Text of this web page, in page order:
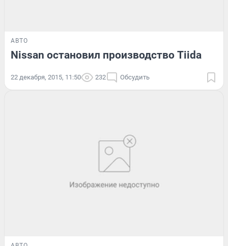
АВТО
Nissan остановил производство Tiida
22 декабря, 2015, 11:50 232 Обсудить